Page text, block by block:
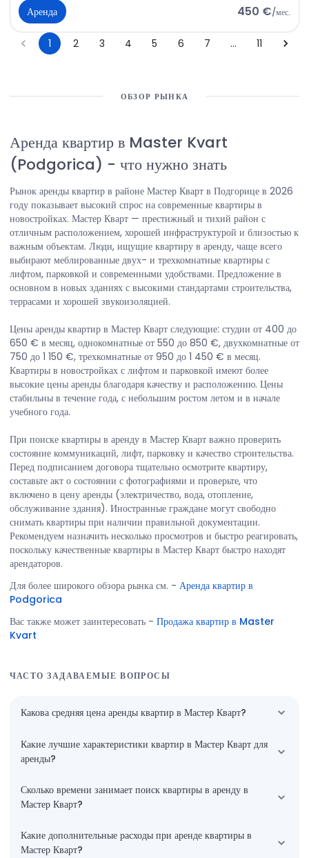
Аренда 450 €/мес.
1 2 3 4 5 6 7 … 11
ОБЗОР РЫНКА
Аренда квартир в Master Kvart
(Podgorica) - что нужно знать
Рынок аренды квартир в районе Мастер Кварт в Подгорице в 2026
году показывает высокий спрос на современные квартиры в
новостройках. Мастер Кварт — престижный и тихий район с
отличным расположением, хорошей инфраструктурой и близостью к
важным объектам. Люди, ищущие квартиру в аренду, чаще всего
выбирают меблированные двух- и трехкомнатные квартиры с
лифтом, парковкой и современными удобствами. Предложение в
основном в новых зданиях с высокими стандартами строительства,
террасами и хорошей звукоизоляцией.
Цены аренды квартир в Мастер Кварт следующие: студии от 400 до
650 € в месяц, однокомнатные от 550 до 850 €, двухкомнатные от
750 до 1 150 €, трехкомнатные от 950 до 1 450 € в месяц.
Квартиры в новостройках с лифтом и парковкой имеют более
высокие цены аренды благодаря качеству и расположению. Цены
стабильны в течение года, с небольшим ростом летом и в начале
учебного года.
При поиске квартиры в аренду в Мастер Кварт важно проверить
состояние коммуникаций, лифт, парковку и качество строительства.
Перед подписанием договора тщательно осмотрите квартиру,
составьте акт о состоянии с фотографиями и проверьте, что
включено в цену аренды (электричество, вода, отопление,
обслуживание здания). Иностранные граждане могут свободно
снимать квартиры при наличии правильной документации.
Рекомендуем назначить несколько просмотров и быстро реагировать,
поскольку качественные квартиры в Мастер Кварт быстро находят
арендаторов.
Для более широкого обзора рынка см. - Аренда квартир в
Podgorica
Вас также может заинтересовать- Продажа квартир в Master
Kvart
ЧАСТО ЗАДАВАЕМЫЕ ВОПРОСЫ
Какова средняя цена аренды квартир в Мастер Кварт?
Какие лучшие характеристики квартир в Мастер Кварт для
аренды?
Сколько времени занимает поиск квартиры в аренду в
Мастер Кварт?
Какие дополнительные расходы при аренде квартиры в
Мастер Кварт?